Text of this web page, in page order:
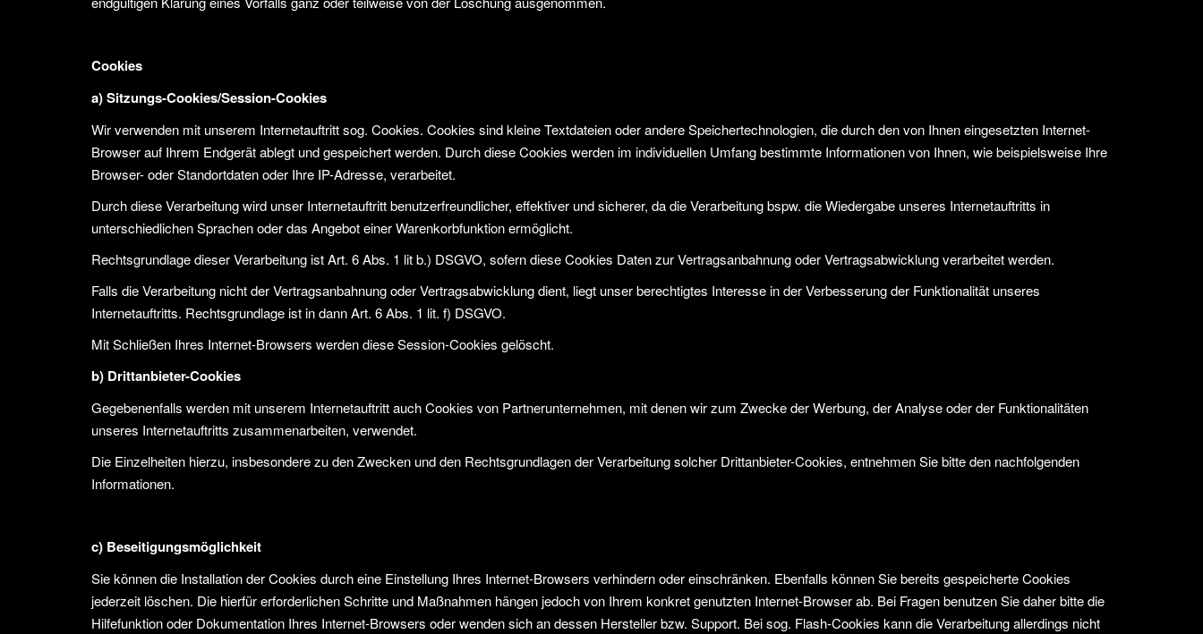
Cookies
a) Sitzungs-Cookies/Session-Cookies
Wir verwenden mit unserem Internetauftritt sog. Cookies. Cookies sind kleine Textdateien oder andere Speichertechnologien, die durch den von Ihnen eingesetzten Internet-
Browser auf Ihrem Endgerät ablegt und gespeichert werden. Durch diese Cookies werden im individuellen Umfang bestimmte Informationen von Ihnen, wie beispielsweise Ihre
Browser- oder Standortdaten oder Ihre IP-Adresse, verarbeitet.
Durch diese Verarbeitung wird unser Internetauftritt benutzerfreundlicher, effektiver und sicherer, da die Verarbeitung bspw. die Wiedergabe unseres Internetauftritts in
unterschiedlichen Sprachen oder das Angebot einer Warenkorbfunktion ermöglicht.
Rechtsgrundlage dieser Verarbeitung ist Art. 6 Abs. 1 lit b.) DSGVO, sofern diese Cookies Daten zur Vertragsanbahnung oder Vertragsabwicklung verarbeitet werden.
Falls die Verarbeitung nicht der Vertragsanbahnung oder Vertragsabwicklung dient, liegt unser berechtigtes Interesse in der Verbesserung der Funktionalität unseres
Internetauftritts. Rechtsgrundlage ist in dann Art. 6 Abs. 1 lit. f) DSGVO.
Mit Schließen Ihres Internet-Browsers werden diese Session-Cookies gelöscht.
b) Drittanbieter-Cookies
Gegebenenfalls werden mit unserem Internetauftritt auch Cookies von Partnerunternehmen, mit denen wir zum Zwecke der Werbung, der Analyse oder der Funktionalitäten
unseres Internetauftritts zusammenarbeiten, verwendet.
Die Einzelheiten hierzu, insbesondere zu den Zwecken und den Rechtsgrundlagen der Verarbeitung solcher Drittanbieter-Cookies, entnehmen Sie bitte den nachfolgenden
Informationen.
c) Beseitigungsmöglichkeit
Sie können die Installation der Cookies durch eine Einstellung Ihres Internet-Browsers verhindern oder einschränken. Ebenfalls können Sie bereits gespeicherte Cookies
jederzeit löschen. Die hierfür erforderlichen Schritte und Maßnahmen hängen jedoch von Ihrem konkret genutzten Internet-Browser ab. Bei Fragen benutzen Sie daher bitte die
Hilfefunktion oder Dokumentation Ihres Internet-Browsers oder wenden sich an dessen Hersteller bzw. Support. Bei sog. Flash-Cookies kann die Verarbeitung allerdings nicht